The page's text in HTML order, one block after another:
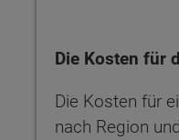
Die Kosten für
Die Kosten für
nach Region